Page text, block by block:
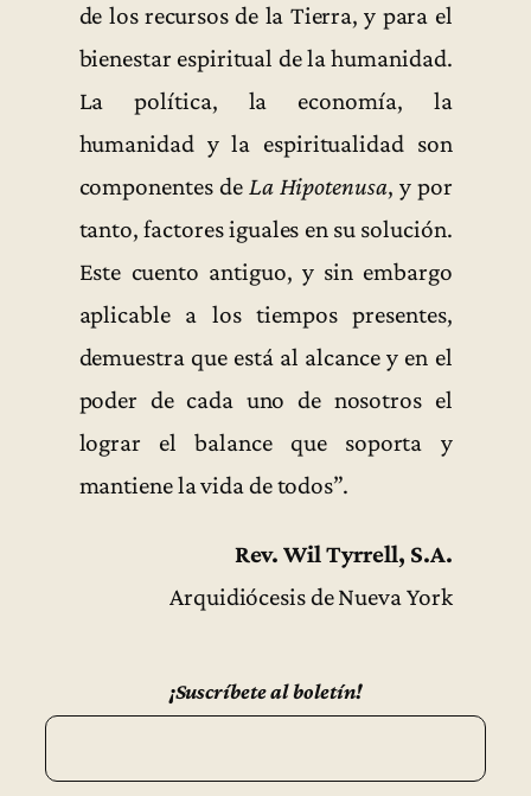
de los recursos de la Tierra, y para el
bienestar espiritual de la humanidad.
La política, la economía, la
humanidad y la espiritualidad son
componentes de La Hipotenusa, y por
tanto, factores iguales en su solución.
Este cuento antiguo, y sin embargo
aplicable a los tiempos presentes,
demuestra que está al alcance y en el
poder de cada uno de nosotros el
lograr el balance que soporta y
mantiene la vida de todos”.
Rev. Wil Tyrrell, S.A.
Arquidiócesis de Nueva York
¡Suscríbete al boletín!